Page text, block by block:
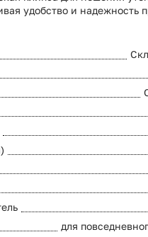
удобство и надежность
для